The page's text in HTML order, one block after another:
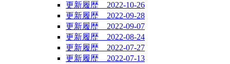
更新履歴 2022-10-26
更新履歴 2022-09-28
更新履歴 2022-09-07
更新履歴 2022-08-24
更新履歴 2022-07-27
更新履歴 2022-07-13